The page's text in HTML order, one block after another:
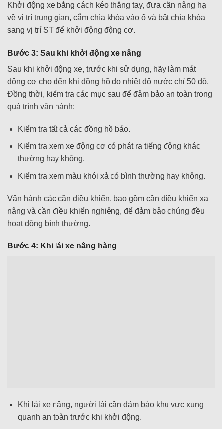
Khởi động xe bằng cách kéo thắng tay, đưa cần nâng hạ
về vị trí trung gian, cắm chìa khóa vào ổ và bật chìa khóa
sang vị trí ST để khởi động động cơ.
Bước 3: Sau khi khởi động xe nâng
Sau khi khởi động xe, trước khi sử dụng, hãy làm mát
động cơ cho đến khi đồng hồ đo nhiệt độ nước chỉ 50 độ.
Đồng thời, kiểm tra các mục sau để đảm bảo an toàn trong
quá trình vận hành:
Kiểm tra tất cả các đồng hồ báo.
Kiểm tra xem xe động cơ có phát ra tiếng động khác
thường hay không.
Kiểm tra xem màu khói xả có bình thường hay không.
Vận hành các cần điều khiển, bao gồm cần điều khiển xa
nâng và cần điều khiển nghiêng, để đảm bảo chúng đều
hoạt động bình thường.
Bước 4: Khi lái xe nâng hàng
Khi lái xe nâng, người lái cần đảm bảo khu vực xung
quanh an toàn trước khi khởi động.